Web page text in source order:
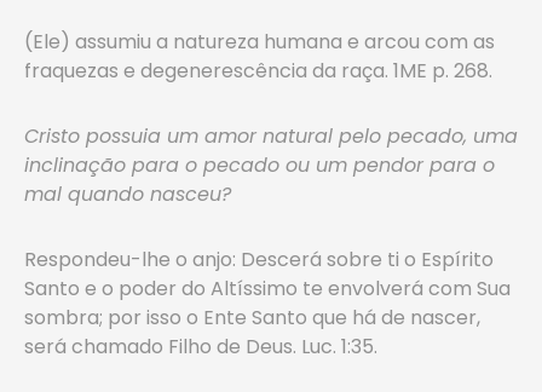
(Ele) assumiu a natureza humana e arcou com as
fraquezas e degenerescência da raça. 1ME p. 268.
Cristo possuia um amor natural pelo pecado, uma
inclinação para o pecado ou um pendor para o
mal quando nasceu?
Respondeu-lhe o anjo: Descerá sobre ti o Espírito
Santo e o poder do Altíssimo te envolverá com Sua
sombra; por isso o Ente Santo que há de nascer,
será chamado Filho de Deus. Luc. 1:35.